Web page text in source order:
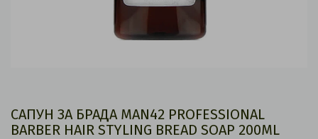
САПУН ЗА БРАДА MAN42 PROFESSIONAL
BARBER HAIR STYLING BREAD SOAP 200ML